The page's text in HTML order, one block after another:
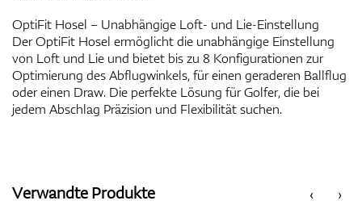
OptiFit Hosel – Unabhängige Loft- und Lie-Einstellung
Der OptiFit Hosel ermöglicht die unabhängige Einstellung
von Loft und Lie und bietet bis zu 8 Konfigurationen zur
Optimierung des Abflugwinkels, für einen geraderen Ballflug
oder einen Draw. Die perfekte Lösung für Golfer, die bei
jedem Abschlag Präzision und Flexibilität suchen.
‹
Verwandte Produkte ›